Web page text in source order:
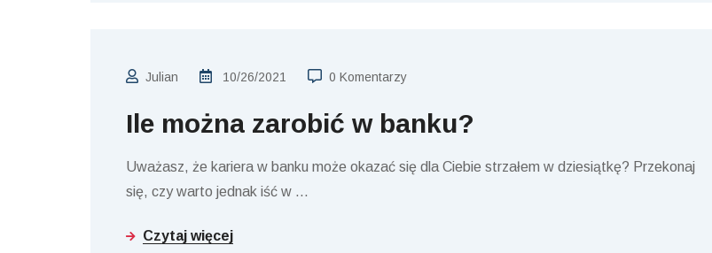
Julian 10/26/2021 0 Komentarzy
Ile można zarobić w banku?
Uważasz, że kariera w banku może okazać się dla Ciebie strzałem w dziesiątkę? Przekonaj
się, czy warto jednak iść w …
Czytaj więcej